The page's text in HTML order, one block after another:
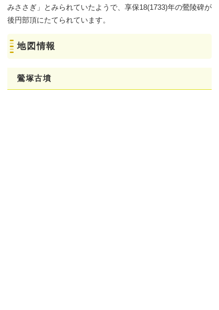
みささぎ」とみられていたようで、享保18(1733)年の鶯陵碑が
後円部頂にたてられています。
地図情報
鶯塚古墳